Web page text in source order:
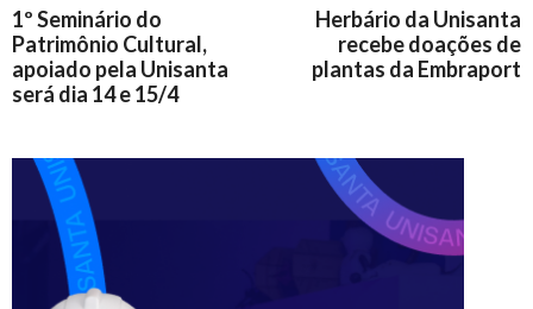
1º Seminário do
Patrimônio Cultural,
apoiado pela Unisanta
será dia 14 e 15/4
Herbário da Unisanta
recebe doações de
plantas da Embraport